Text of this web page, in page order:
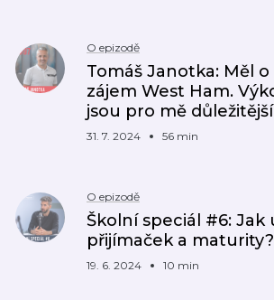
O epizodě
Tomáš Janotka: Měl o
zájem West Ham.
jsou pro mě
31. 7. 2024 56 min
O epizodě
Školní speciál #6: Jak
přijímaček a maturity?
19. 6. 2024 10 min